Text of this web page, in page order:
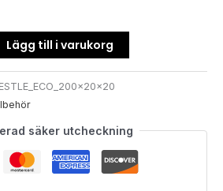
Lägg till i varukorg
säker utcheckning